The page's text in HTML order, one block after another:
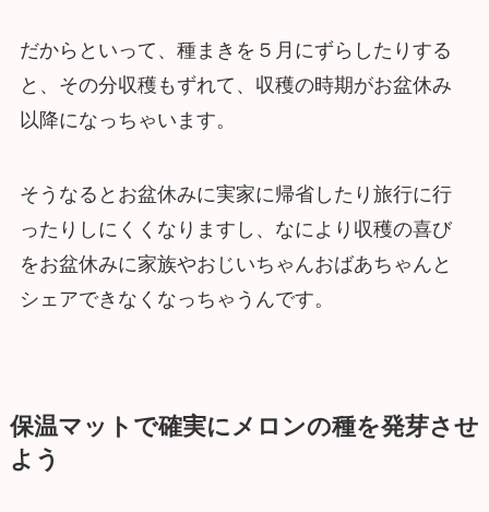
だからといって、種まきを５月にずらしたりする
と、その分収穫もずれて、収穫の時期がお盆休み
以降になっちゃいます。
そうなるとお盆休みに実家に帰省したり旅行に行
ったりしにくくなりますし、なにより収穫の喜び
をお盆休みに家族やおじいちゃんおばあちゃんと
シェアできなくなっちゃうんです。
保温マットで確実にメロンの種を発芽させ
よう